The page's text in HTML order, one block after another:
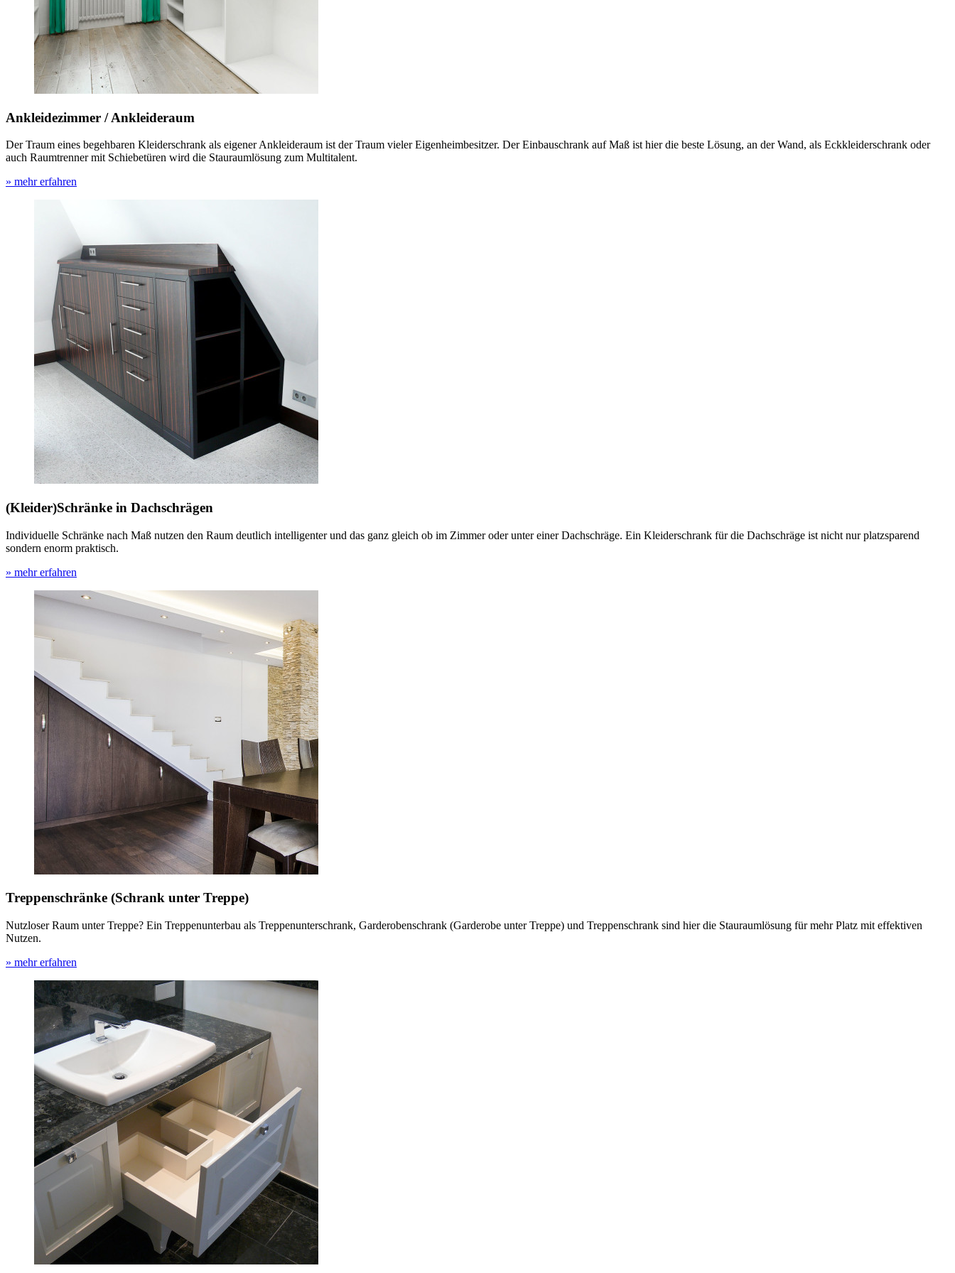
Ankleidezimmer / Ankleideraum
Der Traum eines begehbaren Kleiderschrank als eigener Ankleideraum ist der Traum vieler Eigenheimbesitzer. Der Einbauschrank auf Maß ist hier die beste Lösung, an der Wand, als Eckkleiderschrank oder
auch Raumtrenner mit Schiebetüren wird die Stauraumlösung zum Multitalent.
» mehr erfahren
(Kleider)Schränke in Dachschrägen
Individuelle Schränke nach Maß nutzen den Raum deutlich intelligenter und das ganz gleich ob im Zimmer oder unter einer Dachschräge. Ein Kleiderschrank für die Dachschräge ist nicht nur platzsparend
sondern enorm praktisch.
» mehr erfahren
Treppenschränke (Schrank unter Treppe)
Nutzloser Raum unter Treppe? Ein Treppenunterbau als Treppenunterschrank, Garderobenschrank (Garderobe unter Treppe) und Treppenschrank sind hier die Stauraumlösung für mehr Platz mit effektiven
Nutzen.
» mehr erfahren